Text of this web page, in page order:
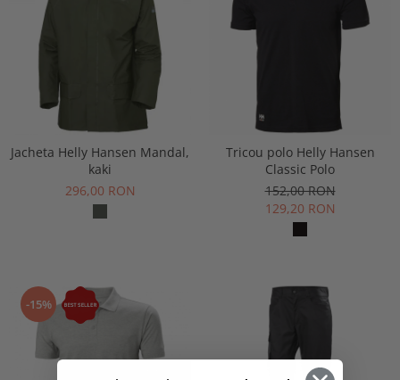
Jacheta Helly Hansen Mandal,
kaki
296,00 RON
Tricou polo Helly Hansen
Classic Polo
152,00 RON
129,20 RON
-15%